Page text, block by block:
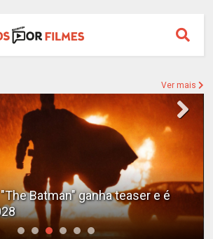
Ver mais
totalmente irreconhecível e
caótico de 'Digger'